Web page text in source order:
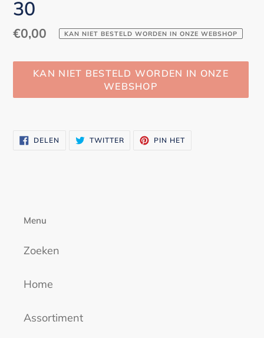
30
Normale
€0,00 KAN NIET BESTELD WORDEN IN ONZE WEBSHOP
KAN NIET BESTELD WORDEN IN ONZE
WEBSHOP
aan DELEN DELEN TWITTERTWITTEREN
OP
PIN HET
Menu
Zoeken
Home
Assortiment